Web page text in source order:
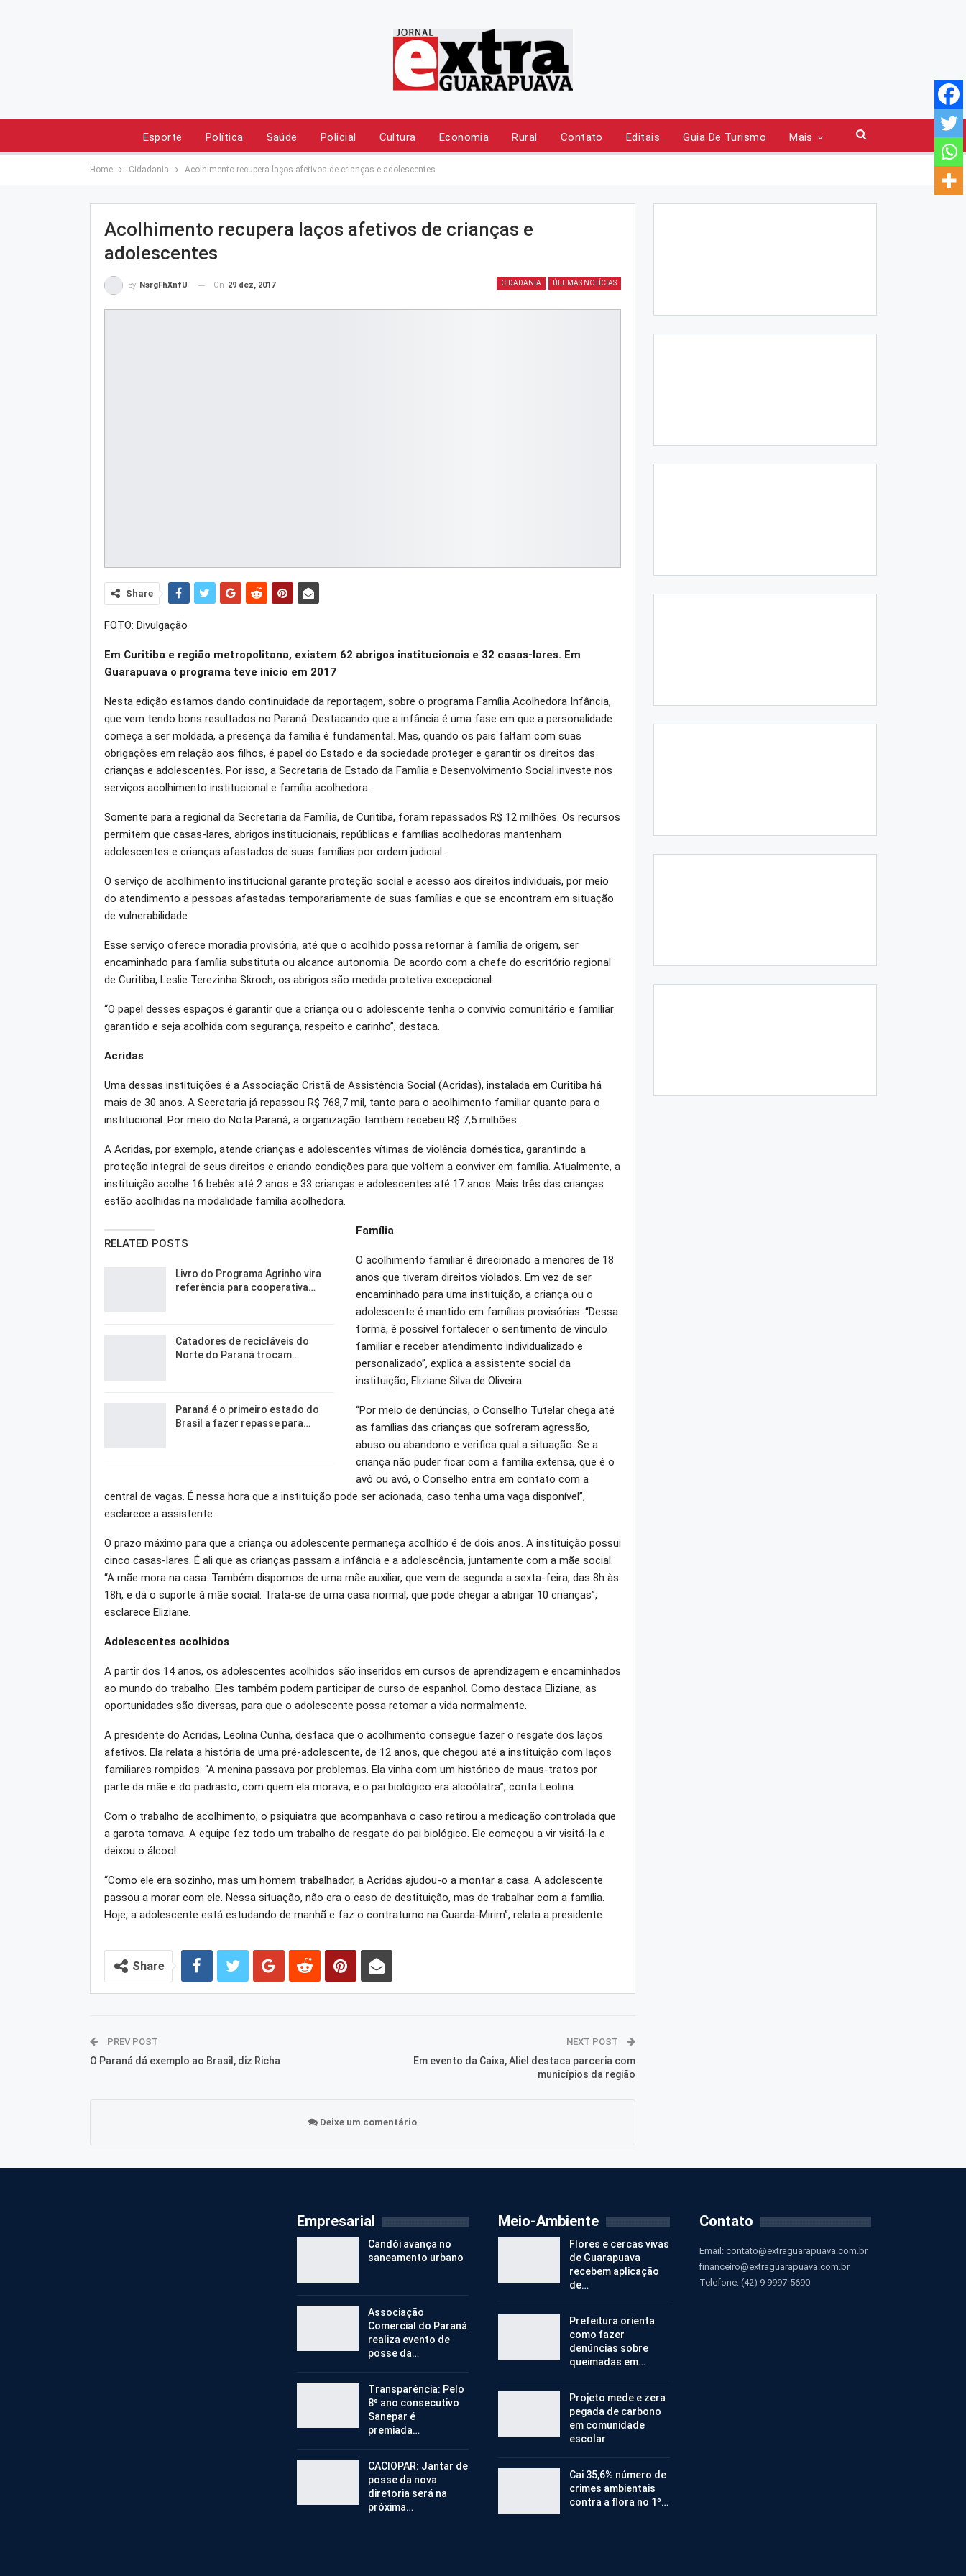
Esporte Política Saúde Policial Cultura Economia Rural Contato Editais Guia De Turismo Mais
Home Cidadania Acolhimento recupera laços afetivos de crianças e adolescentes
Acolhimento recupera laços afetivos de crianças e
adolescentes
CIDADANIA ÚLTIMAS NOTÍCIAS
By NsrgFhXnfU On 29 dez, 2017
Share
FOTO: Divulgação
Em Curitiba e região metropolitana, existem 62 abrigos institucionais e 32 casas-lares. Em
Guarapuava o programa teve início em 2017
Nesta edição estamos dando continuidade da reportagem, sobre o programa Família Acolhedora Infância,
que vem tendo bons resultados no Paraná. Destacando que a infância é uma fase em que a personalidade
começa a ser moldada, a presença da família é fundamental. Mas, quando os pais faltam com suas
obrigações em relação aos filhos, é papel do Estado e da sociedade proteger e garantir os direitos das
crianças e adolescentes. Por isso, a Secretaria de Estado da Família e Desenvolvimento Social investe nos
serviços acolhimento institucional e família acolhedora.
Somente para a regional da Secretaria da Família, de Curitiba, foram repassados R$ 12 milhões. Os recursos
permitem que casas-lares, abrigos institucionais, repúblicas e famílias acolhedoras mantenham
adolescentes e crianças afastados de suas famílias por ordem judicial.
O serviço de acolhimento institucional garante proteção social e acesso aos direitos individuais, por meio
do atendimento a pessoas afastadas temporariamente de suas famílias e que se encontram em situação
de vulnerabilidade.
Esse serviço oferece moradia provisória, até que o acolhido possa retornar à família de origem, ser
encaminhado para família substituta ou alcance autonomia. De acordo com a chefe do escritório regional
de Curitiba, Leslie Terezinha Skroch, os abrigos são medida protetiva excepcional.
“O papel desses espaços é garantir que a criança ou o adolescente tenha o convívio comunitário e familiar
garantido e seja acolhida com segurança, respeito e carinho”, destaca.
Acridas
Uma dessas instituições é a Associação Cristã de Assistência Social (Acridas), instalada em Curitiba há
mais de 30 anos. A Secretaria já repassou R$ 768,7 mil, tanto para o acolhimento familiar quanto para o
institucional. Por meio do Nota Paraná, a organização também recebeu R$ 7,5 milhões.
A Acridas, por exemplo, atende crianças e adolescentes vítimas de violência doméstica, garantindo a
proteção integral de seus direitos e criando condições para que voltem a conviver em família. Atualmente, a
instituição acolhe 16 bebês até 2 anos e 33 crianças e adolescentes até 17 anos. Mais três das crianças
estão acolhidas na modalidade família acolhedora.
RELATED POSTS
Livro do Programa Agrinho vira
referência para cooperativa…
Catadores de recicláveis do
Norte do Paraná trocam…
Paraná é o primeiro estado do
Brasil a fazer repasse para…
Família
O acolhimento familiar é direcionado a menores de 18
anos que tiveram direitos violados. Em vez de ser
encaminhado para uma instituição, a criança ou o
adolescente é mantido em famílias provisórias. “Dessa
forma, é possível fortalecer o sentimento de vínculo
familiar e receber atendimento individualizado e
personalizado”, explica a assistente social da
instituição, Eliziane Silva de Oliveira.
“Por meio de denúncias, o Conselho Tutelar chega até
as famílias das crianças que sofreram agressão,
abuso ou abandono e verifica qual a situação. Se a
criança não puder ficar com a família extensa, que é o
avô ou avó, o Conselho entra em contato com a
central de vagas. É nessa hora que a instituição pode ser acionada, caso tenha uma vaga disponível”,
esclarece a assistente.
O prazo máximo para que a criança ou adolescente permaneça acolhido é de dois anos. A instituição possui
cinco casas-lares. É ali que as crianças passam a infância e a adolescência, juntamente com a mãe social.
“A mãe mora na casa. Também dispomos de uma mãe auxiliar, que vem de segunda a sexta-feira, das 8h às
18h, e dá o suporte à mãe social. Trata-se de uma casa normal, que pode chegar a abrigar 10 crianças”,
esclarece Eliziane.
Adolescentes acolhidos
A partir dos 14 anos, os adolescentes acolhidos são inseridos em cursos de aprendizagem e encaminhados
ao mundo do trabalho. Eles também podem participar de curso de espanhol. Como destaca Eliziane, as
oportunidades são diversas, para que o adolescente possa retomar a vida normalmente.
A presidente do Acridas, Leolina Cunha, destaca que o acolhimento consegue fazer o resgate dos laços
afetivos. Ela relata a história de uma pré-adolescente, de 12 anos, que chegou até a instituição com laços
familiares rompidos. “A menina passava por problemas. Ela vinha com um histórico de maus-tratos por
parte da mãe e do padrasto, com quem ela morava, e o pai biológico era alcoólatra”, conta Leolina.
Com o trabalho de acolhimento, o psiquiatra que acompanhava o caso retirou a medicação controlada que
a garota tomava. A equipe fez todo um trabalho de resgate do pai biológico. Ele começou a vir visitá-la e
deixou o álcool.
“Como ele era sozinho, mas um homem trabalhador, a Acridas ajudou-o a montar a casa. A adolescente
passou a morar com ele. Nessa situação, não era o caso de destituição, mas de trabalhar com a família.
Hoje, a adolescente está estudando de manhã e faz o contraturno na Guarda-Mirim”, relata a presidente.
Share
PREV POST
O Paraná dá exemplo ao Brasil, diz Richa
NEXT POST
Em evento da Caixa, Aliel destaca parceria com
municípios da região
Deixe um comentário
Empresarial
Candói avança no
saneamento urbano
Associação
Comercial do Paraná
realiza evento de
posse da…
Transparência: Pelo
8º ano consecutivo
Sanepar é
premiada…
CACIOPAR: Jantar de
posse da nova
diretoria será na
próxima…
Meio-Ambiente
Flores e cercas vivas
de Guarapuava
recebem aplicação
de…
Prefeitura orienta
como fazer
denúncias sobre
queimadas em…
Projeto mede e zera
pegada de carbono
em comunidade
escolar
Cai 35,6% número de
crimes ambientais
contra a flora no 1º…
Contato
Email: contato@extraguarapuava.com.br
financeiro@extraguarapuava.com.br
Telefone: (42) 9 9997-5690